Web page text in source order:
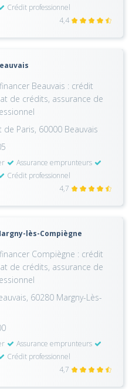
Crédit professionnel
4,4
Beauvais : crédit
de crédits, assurance de
Paris, 60000 Beauvais
Assurance emprunteurs
Crédit professionnel
4,7
lès-Compiègne
Compiègne : crédit
de crédits, assurance de
60280 Margny-Lès-
Assurance emprunteurs
Crédit professionnel
4,7